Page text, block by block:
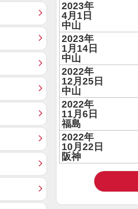
2023年
4月1日
中山
2023年
1月14日
中山
2022年
12月25日
中山
2022年
11月6日
福島
2022年
10月22日
阪神